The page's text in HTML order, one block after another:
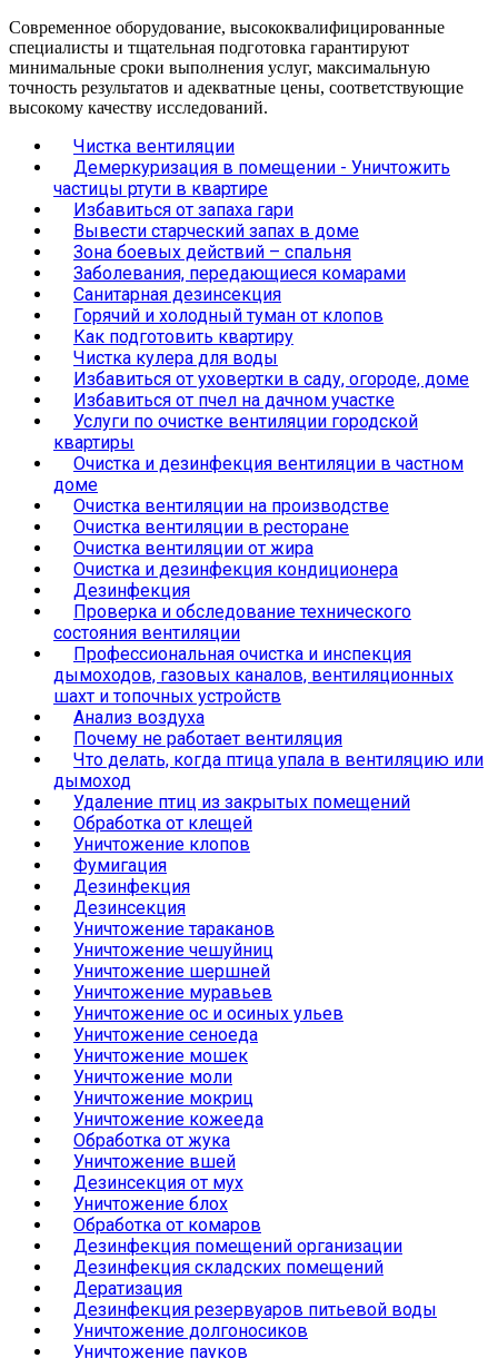
Современное оборудование, высококвалифицированные
специалисты и тщательная подготовка гарантируют
минимальные сроки выполнения услуг, максимальную
точность результатов и адекватные цены, соответствующие
высокому качеству исследований.
Чистка вентиляции
Демеркуризация в помещении - Уничтожить
частицы ртути в квартире
Избавиться от запаха гари
Вывести старческий запах в доме
Зона боевых действий – спальня
Заболевания, передающиеся комарами
Санитарная дезинсекция
Горячий и холодный туман от клопов
Как подготовить квартиру
Чистка кулера для воды
Избавиться от уховертки в саду, огороде, доме
Избавиться от пчел на дачном участке
Услуги по очистке вентиляции городской
квартиры
Очистка и дезинфекция вентиляции в частном
доме
Очистка вентиляции на производстве
Очистка вентиляции в ресторане
Очистка вентиляции от жира
Очистка и дезинфекция кондиционера
Дезинфекция
Проверка и обследование технического
состояния вентиляции
Профессиональная очистка и инспекция
дымоходов, газовых каналов, вентиляционных
шахт и топочных устройств
Анализ воздуха
Почему не работает вентиляция
Что делать, когда птица упала в вентиляцию или
дымоход
Удаление птиц из закрытых помещений
Обработка от клещей
Уничтожение клопов
Фумигация
Дезинфекция
Дезинсекция
Уничтожение тараканов
Уничтожение чешуйниц
Уничтожение шершней
Уничтожение муравьев
Уничтожение ос и осиных ульев
Уничтожение сеноеда
Уничтожение мошек
Уничтожение моли
Уничтожение мокриц
Уничтожение кожееда
Обработка от жука
Уничтожение вшей
Дезинсекция от мух
Уничтожение блох
Обработка от комаров
Дезинфекция помещений организации
Дезинфекция складских помещений
Дератизация
Дезинфекция резервуаров питьевой воды
Уничтожение долгоносиков
Уничтожение пауков